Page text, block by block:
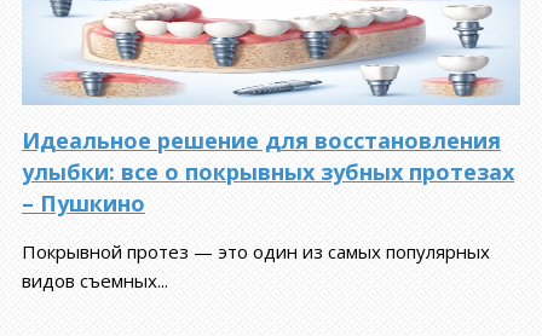
Идеальное решение для восстановления
улыбки: все о покрывных зубных протезах
– Пушкино
Покрывной протез — это один из самых популярных
видов съемных...